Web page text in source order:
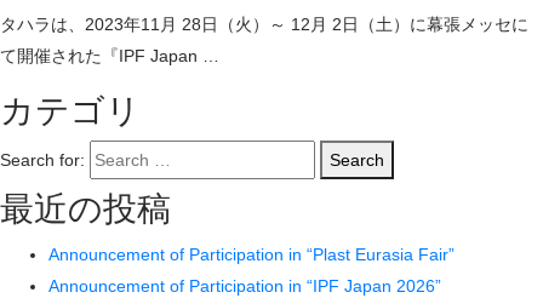
タハラは、2023年11月 28日（火）～ 12月 2日（土）に幕張メッセに
て開催された『IPF Japan …
カテゴリ
Search for: Search
最近の投稿
Announcement of Participation in “Plast Eurasia Fair”
Announcement of Participation in “IPF Japan 2026”